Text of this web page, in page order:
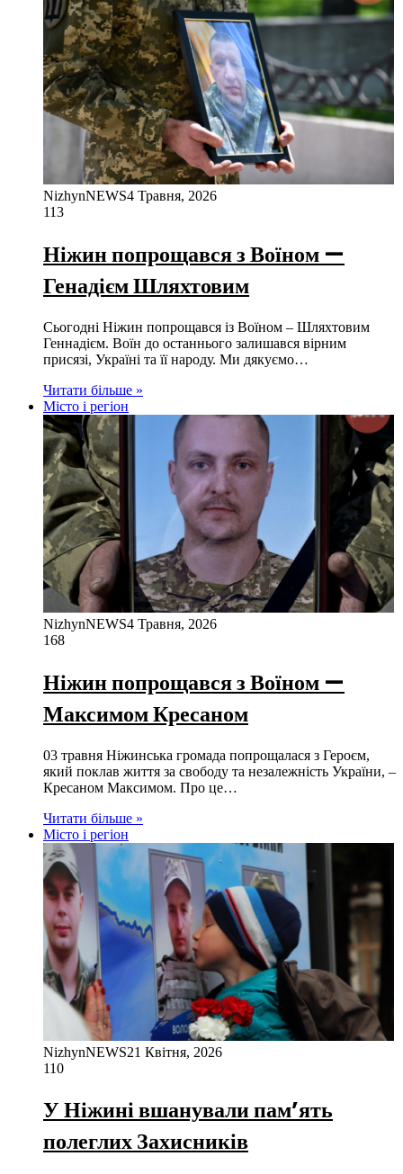
NizhynNEWS4 Травня, 2026
113
Ніжин попрощався з Воїном —
Генадієм Шляхтовим
Сьогодні Ніжин попрощався із Воїном – Шляхтовим
Геннадієм. Воїн до останнього залишався вірним
присязі, Україні та її народу. Ми дякуємо…
Читати більше »
Місто і регіон
NizhynNEWS4 Травня, 2026
168
Ніжин попрощався з Воїном —
Максимом Кресаном
03 травня Ніжинська громада попрощалася з Героєм,
який поклав життя за свободу та незалежність України, –
Кресаном Максимом. Про це…
Читати більше »
Місто і регіон
NizhynNEWS21 Квітня, 2026
110
У Ніжині вшанували пам’ять
полеглих Захисників